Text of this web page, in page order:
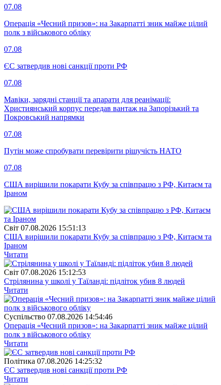
07.08
Операція «Чесний призов»: на Закарпатті зник майже цілий
полк з військового обліку
07.08
ЄС затвердив нові санкції проти РФ
07.08
Мавіки, зарядні станції та апарати для реанімації:
Християнський корпус передав вантаж на Запорізький та
Покровський напрямки
07.08
Путін може спробувати перевірити рішучість НАТО
07.08
США вирішили покарати Кубу за співпрацю з РФ, Китаєм та
Іраном
Свiт 07.08.2026 15:51:13
США вирішили покарати Кубу за співпрацю з РФ, Китаєм та
Іраном
Читати
Свiт 07.08.2026 15:12:53
Стрілянина у школі у Таїланді: підліток убив 8 людей
Читати
Суспiльство 07.08.2026 14:54:46
Операція «Чесний призов»: на Закарпатті зник майже цілий
полк з військового обліку
Читати
Полiтика 07.08.2026 14:25:32
ЄС затвердив нові санкції проти РФ
Читати